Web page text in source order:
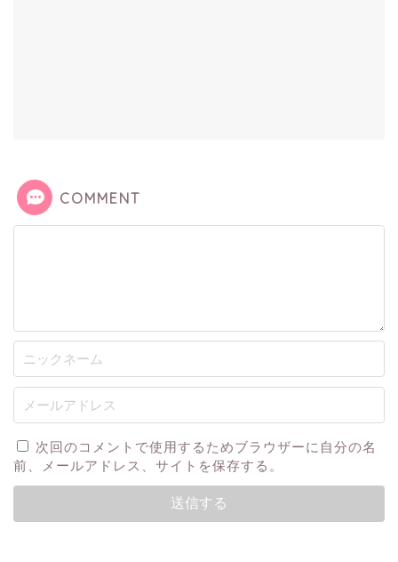
COMMENT
次回のコメントで使用するためブラウザーに自分の名
前、メールアドレス、サイトを保存する。